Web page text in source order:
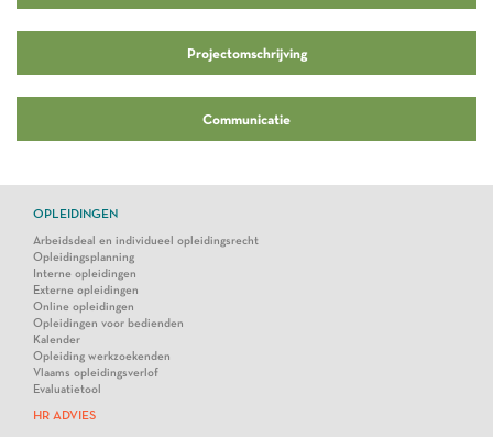
Projectomschrijving
Communicatie
OPLEIDINGEN
Arbeidsdeal en individueel opleidingsrecht
Opleidingsplanning
Interne opleidingen
Externe opleidingen
Online opleidingen
Opleidingen voor bedienden
Kalender
Opleiding werkzoekenden
Vlaams opleidingsverlof
Evaluatietool
HR ADVIES